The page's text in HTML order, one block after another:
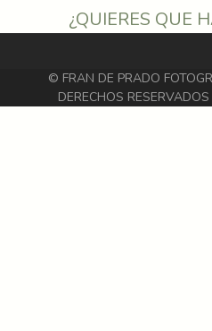
¿QUIERES QUE
© FRAN DE PRADO
DERECHOS